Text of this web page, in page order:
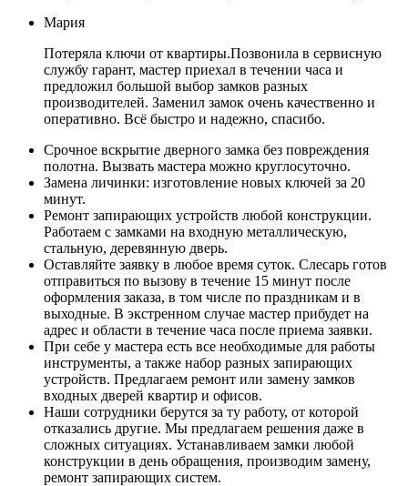
Мария
Потеряла ключи от квартиры.Позвонила в сервисную
службу гарант, мастер приехал в течении часа и
предложил большой выбор замков разных
производителей. Заменил замок очень качественно и
оперативно. Всё быстро и надежно, спасибо.
Срочное вскрытие дверного замка без повреждения
полотна. Вызвать мастера можно круглосуточно.
Замена личинки: изготовление новых ключей за 20
минут.
Ремонт запирающих устройств любой конструкции.
Работаем с замками на входную металлическую,
стальную, деревянную дверь.
Оставляйте заявку в любое время суток. Слесарь готов
отправиться по вызову в течение 15 минут после
оформления заказа, в том числе по праздникам и в
выходные. В экстренном случае мастер прибудет на
адрес и области в течение часа после приема заявки.
При себе у мастера есть все необходимые для работы
инструменты, а также набор разных запирающих
устройств. Предлагаем ремонт или замену замков
входных дверей квартир и офисов.
Наши сотрудники берутся за ту работу, от которой
отказались другие. Мы предлагаем решения даже в
сложных ситуациях. Устанавливаем замки любой
конструкции в день обращения, производим замену,
ремонт запирающих систем.